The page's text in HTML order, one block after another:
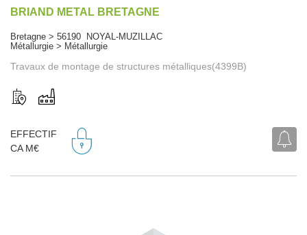
BRIAND METAL BRETAGNE
Bretagne > 56190 NOYAL-MUZILLAC
Métallurgie > Métallurgie
Travaux de montage de structures métalliques(4399B)
EFFECTIF
CA M€